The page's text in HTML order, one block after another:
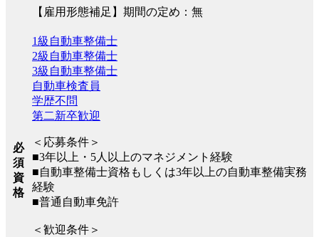
【雇用形態補足】期間の定め：無
必
須
資
格
1級自動車整備士
2級自動車整備士
3級自動車整備士
自動車検査員
学歴不問
第二新卒歓迎
＜応募条件＞
■3年以上・5人以上のマネジメント経験
■自動車整備士資格もしくは3年以上の自動車整備実務
経験
■普通自動車免許
＜歓迎条件＞